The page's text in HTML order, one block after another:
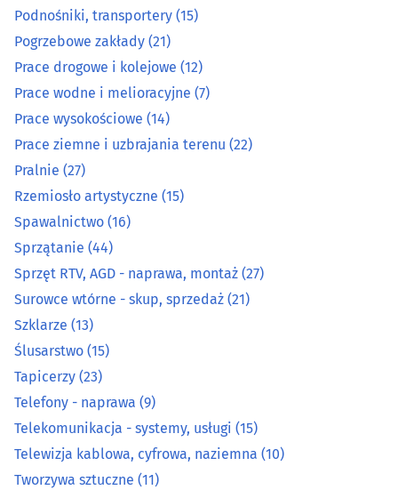
Opieka - usługi(23)
Optyka(16)
Organizacja eventów, wesel i bankietów
Ostrzenie narzędzi(3)
Pieczątki(7)
Piekarnie(14)
Pisanie, edycja i korekta tekstów (1)
Podnośniki, transportery
Pogrzebowe zakłady
Prace drogowe i kolejowe(12)
Prace wodne i melioracyjne
Podnośniki, transportery (15)
Pogrzebowe zakłady (21)
Prace drogowe i kolejowe (12)
Prace wodne i melioracyjne (7)
Prace wysokościowe (14)
Prace ziemne i uzbrajania terenu (22)
Pralnie (27)
Rzemiosło artystyczne (15)
Spawalnictwo (16)
Sprzątanie (44)
Sprzęt RTV, AGD - naprawa, montaż (27)
Surowce wtórne - skup, sprzedaż (21)
Szklarze (13)
Ślusarstwo (15)
Tapicerzy (23)
Telefony - naprawa (9)
Telekomunikacja - systemy, usługi (15)
Telewizja kablowa, cyfrowa, naziemna (10)
Tworzywa sztuczne (11)